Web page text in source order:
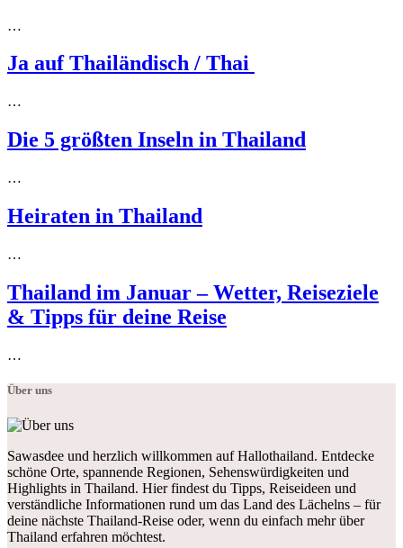
…
Ja auf Thailändisch / Thai
…
Die 5 größten Inseln in Thailand
…
Heiraten in Thailand
…
Thailand im Januar – Wetter, Reiseziele
& Tipps für deine Reise
…
Über uns
Sawasdee und herzlich willkommen auf Hallothailand. Entdecke
schöne Orte, spannende Regionen, Sehenswürdigkeiten und
Highlights in Thailand. Hier findest du Tipps, Reiseideen und
verständliche Informationen rund um das Land des Lächelns – für
deine nächste Thailand-Reise oder, wenn du einfach mehr über
Thailand erfahren möchtest.